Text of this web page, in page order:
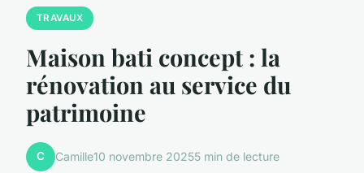
TRAVAUX
Maison bati concept : la
rénovation au service du
patrimoine
C Camille10 novembre 20255 min de lecture